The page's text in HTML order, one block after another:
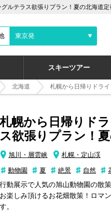
ルテラス欲張りプラン！夏の北海
東京発
スキーツアー
北海道 札幌から日帰りドラ
札幌から日帰りド
ス欲張りプラン！
旭川・層雲峡 札幌・定山渓
動物園 夏 絶景 自然
行動展示で人気の旭山動物園の散
お楽しみ頂けるお花畑散策！ロマ
す。